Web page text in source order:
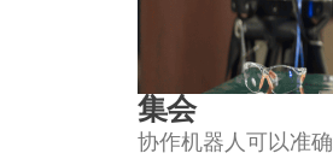
集会
协作机器人可以准